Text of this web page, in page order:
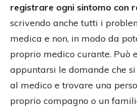
registrare ogni sintomo con
scrivendo anche tutti i
medica e non, in modo da
proprio medico curante. Può
appuntarsi le domande che
al medico e trovare una
proprio compagno o un